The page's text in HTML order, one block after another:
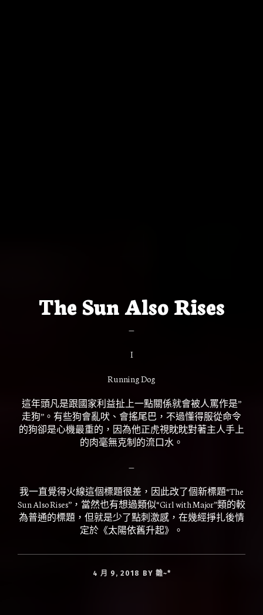
The Sun Also Rises
—
I
Running Dog
這年頭凡是跟國家利益扯上一點關係就會被人罵作是”
走狗”。有些狗會亂吠、會搖尾巴，不過懂得服從命令
的狗卻是心機最重的，因為他正虎視眈眈對著主人手上
的肉毫無克制的流口水。
—
我一直覺得火線這個標題很差，因此改了個新標題“The
Sun Also Rises”，當然也有想過類似“Girl with Major”類的較
為普通的標題，但就是少了點刺激感，在幾經掙扎後情
定於《太陽依舊升起》。
4 月 9, 2018 BY 雛~*